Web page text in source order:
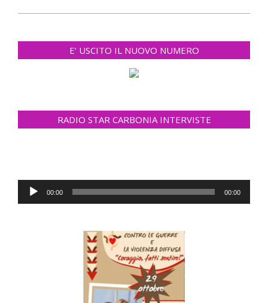
E’ USCITO IL NUOVO NUMERO
RADIO STAR CARBONIA INTERVISTE
Audio
Player
00:00 00:00